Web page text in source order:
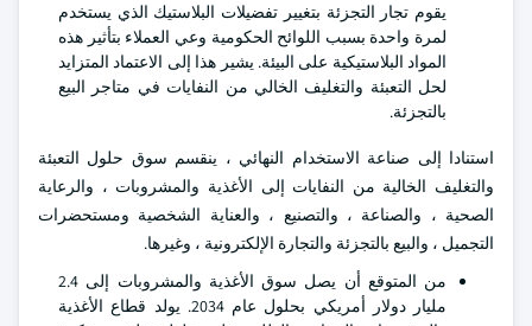
يقوم تجار التجزئة بتغيير تفضيلات البلاستيك الذي يستخدم
لمرة واحدة بسبب اللوائح الحكومية وعي العملاء بتأثير هذه
المواد البلاستيكية على البيئة. يشير هذا إلى الاعتماد المتزايد
لحل التعبئة والتغليف الخالي من النفايات في متاجر البيع
بالتجزئة.
استنادا إلى صناعة الاستخدام النهائي ، ينقسم سوق حلول التعبئة
والتغليف الخالية من النفايات إلى الأغذية والمشروبات ، والرعاية
الصحية ، والصناعة ، والتصنيع ، والعناية الشخصية ومستحضرات
التجميل ، والبيع بالتجزئة والتجارة الإلكترونية ، وغيرها.
من المتوقع أن يصل سوق الأغذية والمشروبات إلى 2.4
مليار دولار أمريكي بحلول عام 2034. يولد قطاع الأغذية